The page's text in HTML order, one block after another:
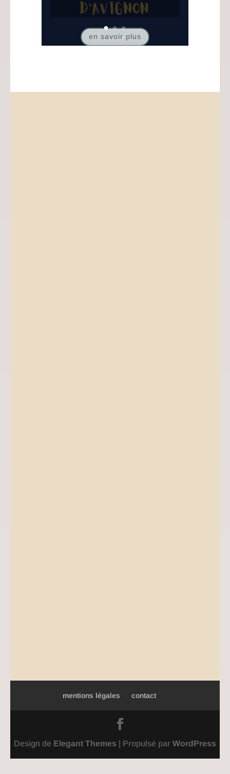
en savoir plus
mentions légales contact
Design de Elegant Themes | Propulsé par WordPress